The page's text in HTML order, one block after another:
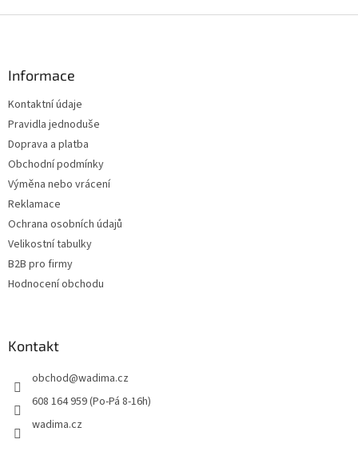
Informace
Kontaktní údaje
Pravidla jednoduše
Doprava a platba
Obchodní podmínky
Výměna nebo vrácení
Reklamace
Ochrana osobních údajů
Velikostní tabulky
B2B pro firmy
Hodnocení obchodu
Kontakt
obchod@wadima.cz
608 164 959 (Po-Pá 8-16h)
wadima.cz